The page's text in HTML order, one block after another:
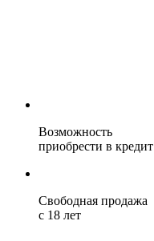
Возможность
приобрести в кредит
Свободная продажа
с 18 лет